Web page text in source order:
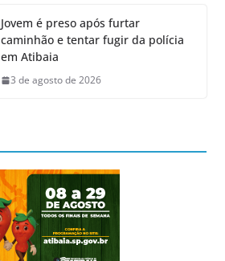
Jovem é preso após furtar
caminhão e tentar fugir da polícia
em Atibaia
3 de agosto de 2026